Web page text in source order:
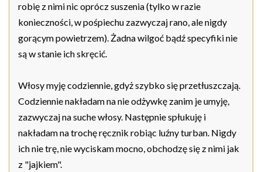
robię z nimi nic oprócz suszenia (tylko w razie
konieczności, w pośpiechu zazwyczaj rano, ale nigdy
gorącym powietrzem). Żadna wilgoć bądź specyfiki nie
są w stanie ich skręcić.
Włosy myję codziennie, gdyż szybko się przetłuszczają.
Codziennie nakładam na nie odżywkę zanim je umyję,
zazwyczaj na suche włosy. Następnie spłukuję i
nakładam na trochę ręcznik robiąc luźny turban. Nigdy
ich nie trę, nie wyciskam mocno, obchodzę się z nimi jak
z "jajkiem".